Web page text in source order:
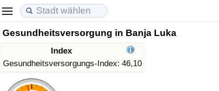
Gesundheitsversorgung in Banja Luka
Index
Gesundheitsversorgungs-Index: 46,10
Lebenshaltungskosten
Lebenshaltungskosten-Index (aktuell)
Lebenshaltungskosten-Index
Immobilienpreise
Immobilienpreis-Index (aktuell)
Immobilienpreis-Index
Lebensqualität
Lebensqualität-Index
Lebensqualität-Index (aktuell)